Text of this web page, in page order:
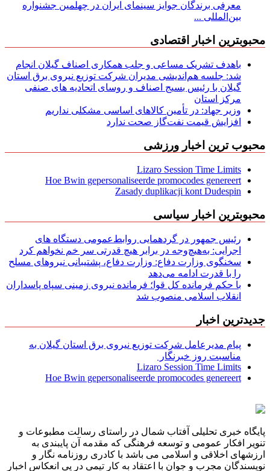
معرفی برندگان جوایز سینمای ایران در چهلمین جشنواره
بین‌المللی ...
محبوبترین اخبار اقتصادی
باهدف تشریک مساعی و جلب همکاری اصناف گیلان انجام
شد: جلسه هم‌اندیشی مدیران شركت توزیع نیروی برق استان
گیلان با رئیس بسیج اصناف و روسای اتحادیه های صنفی
مركز استان
وزیر جهاد: در تأمین کالاهای اساسی مشکلی نداریم
افزایش قیمت نفت‌گاز صحت ندارد
محبوب ترین اخبار ورزشی
Lizaro Session Time Limits
Hoe Bwin gepersonaliseerde promocodes genereert
Zasady duplikacji kont Dudespin
محبوبترین اخبار سیاسی
رئیس جمهور در گردهمایی روابط‌عمومی دستگاه های
اجرایی: به‌هیچ‌وجه در برابر هیچ قدرتی سر خم نخواهم کرد
سخنگوی وزارت دفاع: وزارت دفاع، پشتیبانی نیرو‌های مسلح
را با قدرت ادامه می‌دهد
با حکم فرمانده کل قوا؛ فرمانده نیروی زمینی سپاه پاسداران
انقلاب اسلامی منصوب شد
جدیدترین اخبار
پیام مدیرعامل شركت توزیع نیروی برق استان گیلان به
مناسبت روز خبرنگار ‌
Lizaro Session Time Limits
Hoe Bwin gepersonaliseerde promocodes genereert
پایگاه خبری تحلیلی آفتاب شمال در راستای رسالت مطبوعات و
تنویر افکار عمومی و توسعه فرهنگی که مقدمه آن پایبندی به
ارزشهای اخلاقی و اسلامی می باشد با کادری روزنامه نگار و
نویسندگان مجرب و جوان با اعتقاد به کار تیمی در پی انعکاس اخبار